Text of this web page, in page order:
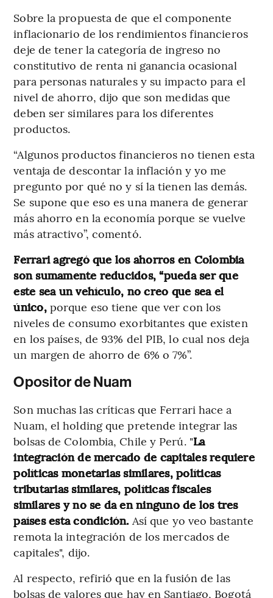
Sobre la propuesta de que el componente
inflacionario de los rendimientos financieros
deje de tener la categoría de ingreso no
constitutivo de renta ni ganancia ocasional
para personas naturales y su impacto para el
nivel de ahorro, dijo que son medidas que
deben ser similares para los diferentes
productos.
“Algunos productos financieros no tienen esta
ventaja de descontar la inflación y yo me
pregunto por qué no y sí la tienen las demás.
Se supone que eso es una manera de generar
más ahorro en la economía porque se vuelve
más atractivo”, comentó.
Ferrari agregó que los ahorros en Colombia
son sumamente reducidos, “pueda ser que
este sea un vehículo, no creo que sea el
único,porque eso tiene que ver con los
niveles de consumo exorbitantes que existen
en los países, de 93% del PIB, lo cual nos deja
un margen de ahorro de 6% o 7%”.
Opositor de Nuam
Son muchas las críticas que Ferrari hace a
Nuam, el holding que pretende integrar las
bolsas de Colombia, Chile y Perú. "La
integración de mercado de capitales requiere
políticas monetarias similares, políticas
tributarias similares, políticas fiscales
similares y no se da en ninguno de los tres
países esta condición. Así que yo veo bastante
remota la integración de los mercados de
capitales", dijo.
Al respecto, refirió que en la fusión de las
bolsas de valores que hay en Santiago, Bogotá